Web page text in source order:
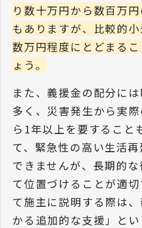
り数十万円から数百万
もありますが、比較的
数万円程度にとどまる
ょう。
また、義援金の配分に
多く、災害発生から実
ら1年以上を要すること
て、緊急性の高い生活
できませんが、長期的
て位置づけることが適
て施主に説明する際は
かる追加的な支援」と